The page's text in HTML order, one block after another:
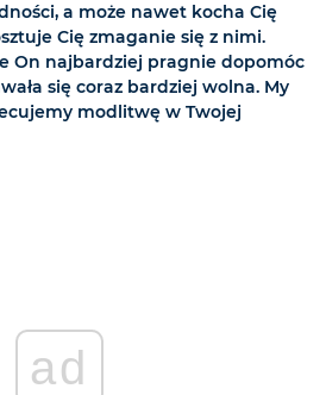
a może nawet kocha Cię
Cię zmaganie się z nimi.
On najbardziej pragnie dopomóc
się coraz bardziej wolna. My
modlitwę w Twojej
ad